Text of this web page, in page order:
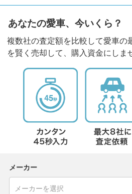
あなたの愛車、今いくら？
複数社の査定額を比較して愛車の
を賢く売却して、購入資金にしま
メーカー